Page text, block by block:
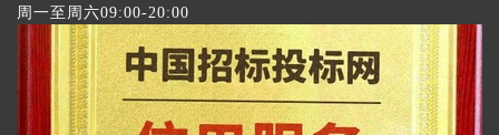
周一至周六09:00-20:00